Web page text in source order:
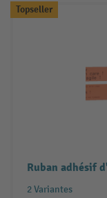
Topseller
Ruban adhésif
2 Variantes